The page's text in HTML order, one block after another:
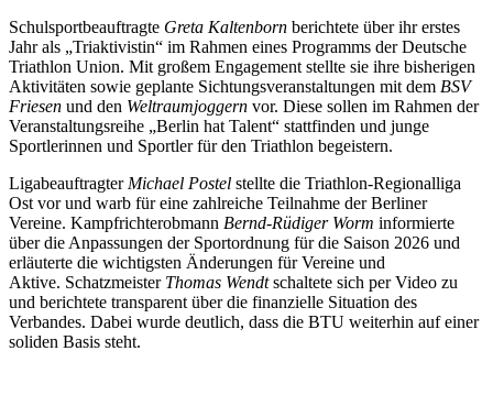
Schulsportbeauftragte Greta Kaltenborn berichtete über ihr erstes
Jahr als „Triaktivistin“ im Rahmen eines Programms der Deutsche
Triathlon Union. Mit großem Engagement stellte sie ihre bisherigen
Aktivitäten sowie geplante Sichtungsveranstaltungen mit dem BSV
Friesen und den Weltraumjoggern vor. Diese sollen im Rahmen der
Veranstaltungsreihe „Berlin hat Talent“ stattfinden und junge
Sportlerinnen und Sportler für den Triathlon begeistern.
Ligabeauftragter Michael Postel stellte die Triathlon-Regionalliga
Ost vor und warb für eine zahlreiche Teilnahme der Berliner
Vereine. Kampfrichterobmann Bernd-Rüdiger Worm informierte
über die Anpassungen der Sportordnung für die Saison 2026 und
erläuterte die wichtigsten Änderungen für Vereine und
Aktive. Schatzmeister Thomas Wendtschaltete sich per Video zu
und berichtete transparent über die finanzielle Situation des
Verbandes. Dabei wurde deutlich, dass die BTU weiterhin auf einer
soliden Basis steht.